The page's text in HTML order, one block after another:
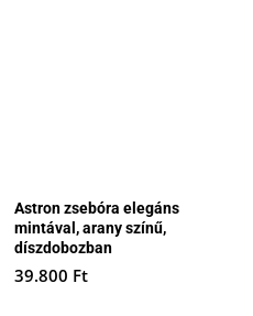
Astron zsebóra elegáns
mintával, arany színű,
díszdobozban
39.800 Ft